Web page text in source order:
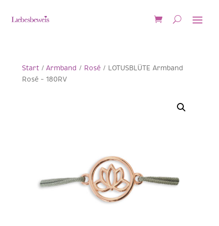
Start/ Armband / Rosé/ LOTUSBLÜTE Armband
Rosé – 180RV